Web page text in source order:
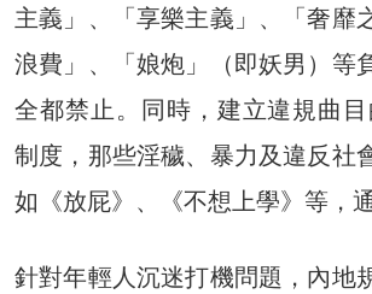
主義」、「享樂主義」、「奢靡
浪費」、「娘炮」（即妖男）等
全都禁止。同時，建立違規曲目
制度，那些淫穢、暴力及違反社
如《放屁》、《不想上學》等，
針對年輕人沉迷打機問題，內地